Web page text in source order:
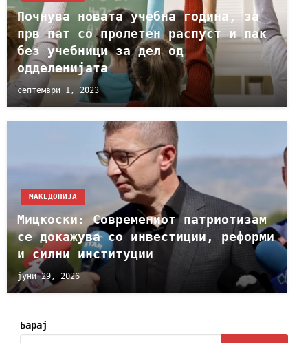
Почнува новата учебна година, за
прв пат со пролетен распуст и пак
без учебници за дел од
одделенијата
септември 1, 2023
МАКЕДОНИЈА
Мицкоски: Современиот патриотизам
се докажува со инвестиции, реформи
и силни институции
јуни 29, 2026
Барај